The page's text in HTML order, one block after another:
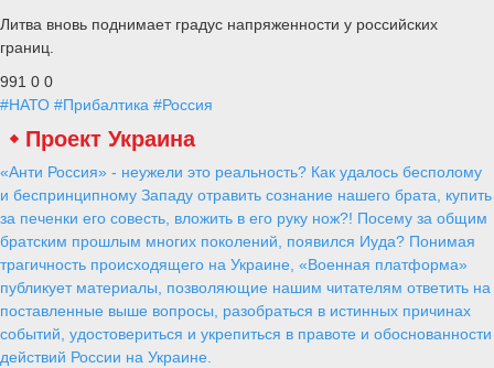
Литва вновь поднимает градус напряженности у российских
границ.
991 0 0
#НАТО #Прибалтика #Россия
Проект Украина
«Анти Россия» - неужели это реальность? Как удалось бесполому
и беспринципному Западу отравить сознание нашего брата, купить
за печенки его совесть, вложить в его руку нож?! Посему за общим
братским прошлым многих поколений, появился Иуда? Понимая
трагичность происходящего на Украине, «Военная платформа»
публикует материалы, позволяющие нашим читателям ответить на
поставленные выше вопросы, разобраться в истинных причинах
событий, удостовериться и укрепиться в правоте и обоснованности
действий России на Украине.